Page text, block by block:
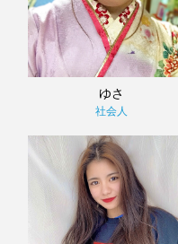
ゆさ
社会人